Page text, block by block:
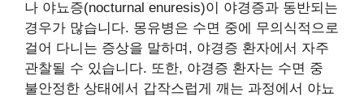
나 야뇨증(nocturnal enuresis)이 야경증과 동반되는
경우가 많습니다. 몽유병은 수면 중에 무의식적으로
걸어 다니는 증상을 말하며, 야경증 환자에서 자주
관찰될 수 있습니다. 또한, 야경증 환자는 수면 중
불안정한 상태에서 갑작스럽게 깨는 과정에서 야뇨